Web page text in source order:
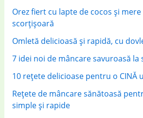
Orez fiert cu lapte de cocos și
scorțișoară
Omletă delicioasă și rapidă, cu
7 idei noi de mâncare savuroasă la
10 rețete delicioase pentru o CINĂ
Rețete de mâncare sănătoasă
simple și rapide